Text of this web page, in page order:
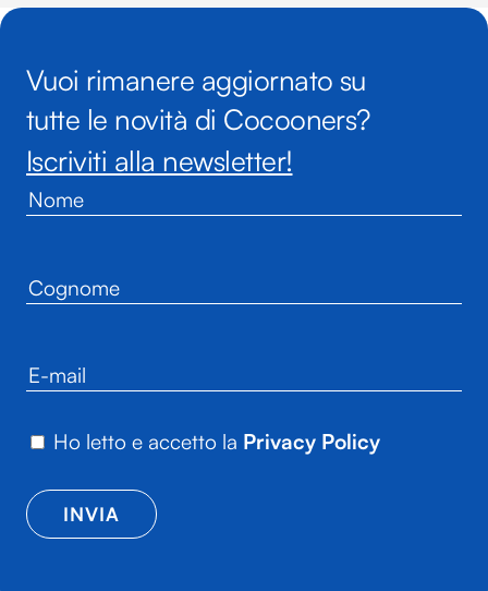
Vuoi rimanere aggiornato su
tutte le novità di Cocooners?
Iscriviti alla newsletter!
Ho letto e accetto la Privacy Policy